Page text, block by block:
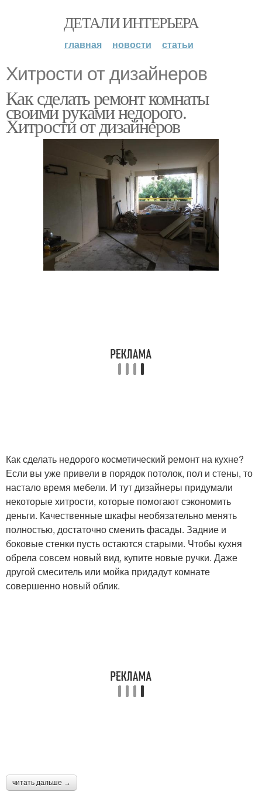
ДЕТАЛИ ИНТЕРЬЕРА
главная новости статьи
Хитрости от дизайнеров
Как сделать ремонт комнаты
своими руками недорого.
Хитрости от дизайнеров
Как сделать недорого косметический ремонт на кухне?
Если вы уже привели в порядок потолок, пол и стены, то
настало время мебели. И тут дизайнеры придумали
некоторые хитрости, которые помогают сэкономить
деньги. Качественные шкафы необязательно менять
полностью, достаточно сменить фасады. Задние и
боковые стенки пусть остаются старыми. Чтобы кухня
обрела совсем новый вид, купите новые ручки. Даже
другой смеситель или мойка придадут комнате
совершенно новый облик.
читать дальше →